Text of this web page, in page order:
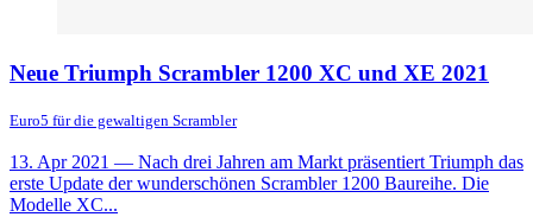
Neue Triumph Scrambler 1200 XC und XE 2021
Euro5 für die gewaltigen Scrambler
13. Apr 2021 — Nach drei Jahren am Markt präsentiert Triumph das
erste Update der wunderschönen Scrambler 1200 Baureihe. Die
Modelle XC...